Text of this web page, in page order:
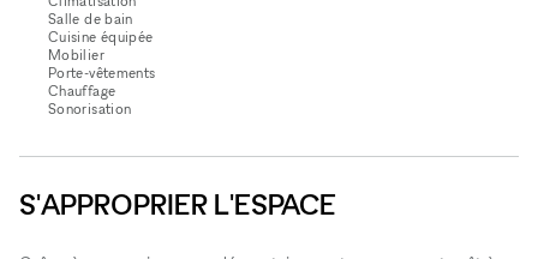
Salle de bain
Cuisine équipée
Mobilier
Porte-vêtements
Chauffage
Sonorisation
S'APPROPRIER L'ESPACE